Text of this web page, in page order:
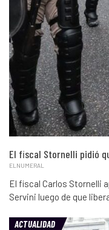
El fiscal Stornelli pidió
ELNUMERAL
El fiscal Carlos Stornelli
Servini luego de que
ACTUALIDAD